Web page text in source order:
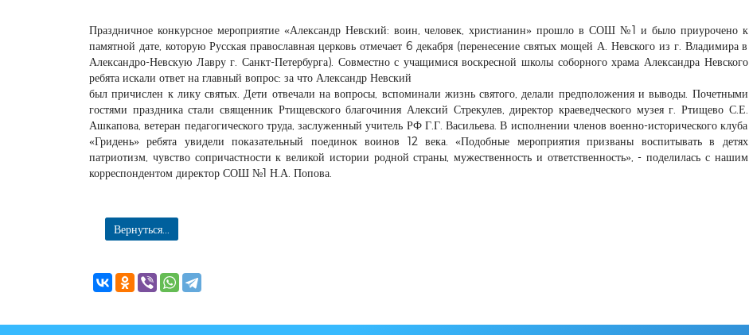
Праздничное конкурсное мероприятие «Александр Невский: воин, человек, христианин» прошло в СОШ №1 и было приурочено к
памятной дате, которую Русская православная церковь отмечает 6 декабря (перенесение святых мощей А. Невского из г. Владимира в
Александро-Невскую Лавру г. Санкт-Петербурга). Совместно с учащимися воскресной школы соборного храма Александра Невского
ребята искали ответ на главный вопрос: за что Александр Невский
был причислен к лику святых. Дети отвечали на вопросы, вспоминали жизнь святого, делали предположения и выводы. Почетными
гостями праздника стали священник Ртищевского благочиния Алексий Стрекулев, директор краеведческого музея г. Ртищево С.Е.
Ашкапова, ветеран педагогического труда, заслуженный учитель РФ Г.Г. Васильева. В исполнении членов военно-исторического клуба
«Гридень» ребята увидели показательный поединок воинов 12 века. «Подобные мероприятия призваны воспитывать в детях
патриотизм, чувство сопричастности к великой истории родной страны, мужественность и ответственность», - поделилась с нашим
корреспондентом директор СОШ №1 Н.А. Попова.
Вернуться...